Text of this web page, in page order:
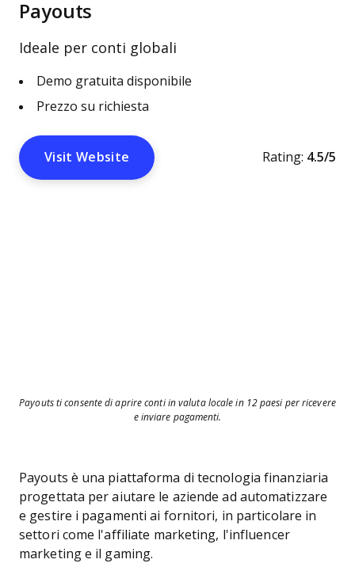
Payouts
Ideale per conti globali
Demo gratuita disponibile
Prezzo su richiesta
Visit Website Rating: 4.5/5
Payouts ti consente di aprire conti in valuta locale in 12 paesi per ricevere
e inviare pagamenti.
Payouts è una piattaforma di tecnologia finanziaria
progettata per aiutare le aziende ad automatizzare
e gestire i pagamenti ai fornitori, in particolare in
settori come l'affiliate marketing, l'influencer
marketing e il gaming.